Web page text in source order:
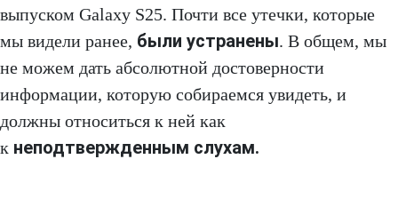
выпуском Galaxy S25. Почти все утечки, которые
мы видели ранее, были устранены. В общем, мы
не можем дать абсолютной достоверности
информации, которую собираемся увидеть, и
должны относиться к ней как
к неподтвержденным слухам.